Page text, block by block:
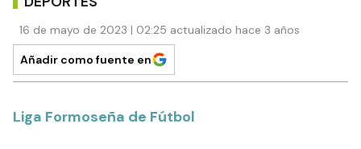
16 de mayo de 2023 | 02:25 actualizado hace 3 años
Añadir como fuente en
Liga Formoseña de Fútbol